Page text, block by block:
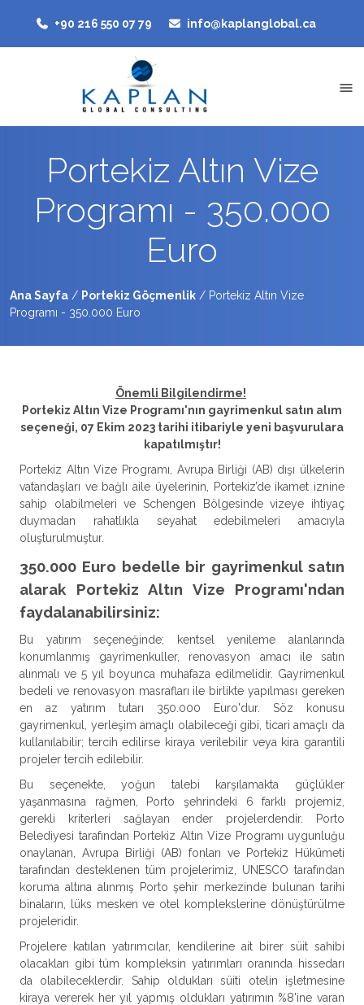
‭+90 216 550 07 79‬ info@kaplanglobal.ca
Portekiz Altın Vize
Programı - 350.000
Euro
Ana Sayfa / Portekiz Göçmenlik / Portekiz Altın Vize
Programı - 350.000 Euro
Önemli Bilgilendirme!
Portekiz Altın Vize Programı'nın gayrimenkul satın alım
seçeneği, 07 Ekim 2023 tarihi itibariyle yeni başvurulara
kapatılmıştır!
Portekiz Altın Vize Programı, Avrupa Birliği (AB) dışı ülkelerin
vatandaşları ve bağlı aile üyelerinin, Portekiz’de ikamet iznine
sahip olabilmeleri ve Schengen Bölgesinde vizeye ihtiyaç
duymadan rahatlıkla seyahat edebilmeleri amacıyla
oluşturulmuştur.
350.000 Euro bedelle bir gayrimenkul satın
alarak Portekiz Altın Vize Programı'ndan
faydalanabilirsiniz:
Bu yatırım seçeneğinde; kentsel yenileme alanlarında
konumlanmış gayrimenkuller, renovasyon amacı ile satın
alınmalı ve 5 yıl boyunca muhafaza edilmelidir. Gayrimenkul
bedeli ve renovasyon masrafları ile birlikte yapılması gereken
en az yatırım tutarı 350.000 Euro'dur. Söz konusu
gayrimenkul, yerleşim amaçlı olabileceği gibi, ticari amaçlı da
kullanılabilir; tercih edilirse kiraya verilebilir veya kira garantili
projeler tercih edilebilir.
Bu seçenekte, yoğun talebi karşılamakta güçlükler
yaşanmasına rağmen, Porto şehrindeki 6 farklı projemiz,
gerekli kriterleri sağlayan ender projelerdendir. Porto
Belediyesi tarafından Portekiz Altın Vize Programı uygunluğu
onaylanan, Avrupa Birliği (AB) fonları ve Portekiz Hükümeti
tarafından desteklenen tüm projelerimiz, UNESCO tarafından
koruma altına alınmış Porto şehir merkezinde bulunan tarihi
binaların, lüks mesken ve otel komplekslerine dönüştürülme
projeleridir.
Projelere katılan yatırımcılar, kendilerine ait birer süit sahibi
olacakları gibi tüm kompleksin yatırımları oranında hissedarı
da olabileceklerdir. Sahip oldukları süiti otelin işletmesine
kiraya vererek her yıl yapmış oldukları yatırımın %8'ine varan